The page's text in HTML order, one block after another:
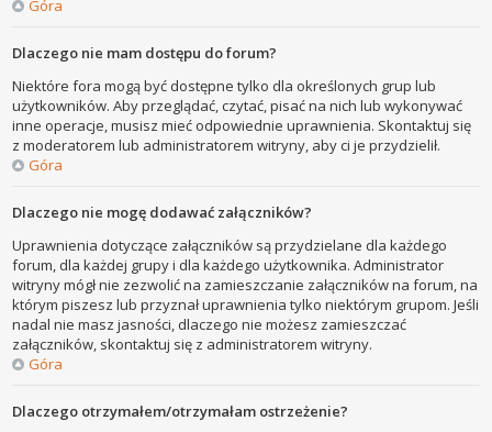
Góra
Dlaczego nie mam dostępu do forum?
Niektóre fora mogą być dostępne tylko dla określonych grup lub
użytkowników. Aby przeglądać, czytać, pisać na nich lub wykonywać
inne operacje, musisz mieć odpowiednie uprawnienia. Skontaktuj się
z moderatorem lub administratorem witryny, aby ci je przydzielił.
Góra
Dlaczego nie mogę dodawać załączników?
Uprawnienia dotyczące załączników są przydzielane dla każdego
forum, dla każdej grupy i dla każdego użytkownika. Administrator
witryny mógł nie zezwolić na zamieszczanie załączników na forum, na
którym piszesz lub przyznał uprawnienia tylko niektórym grupom. Jeśli
nadal nie masz jasności, dlaczego nie możesz zamieszczać
załączników, skontaktuj się z administratorem witryny.
Góra
Dlaczego otrzymałem/otrzymałam ostrzeżenie?